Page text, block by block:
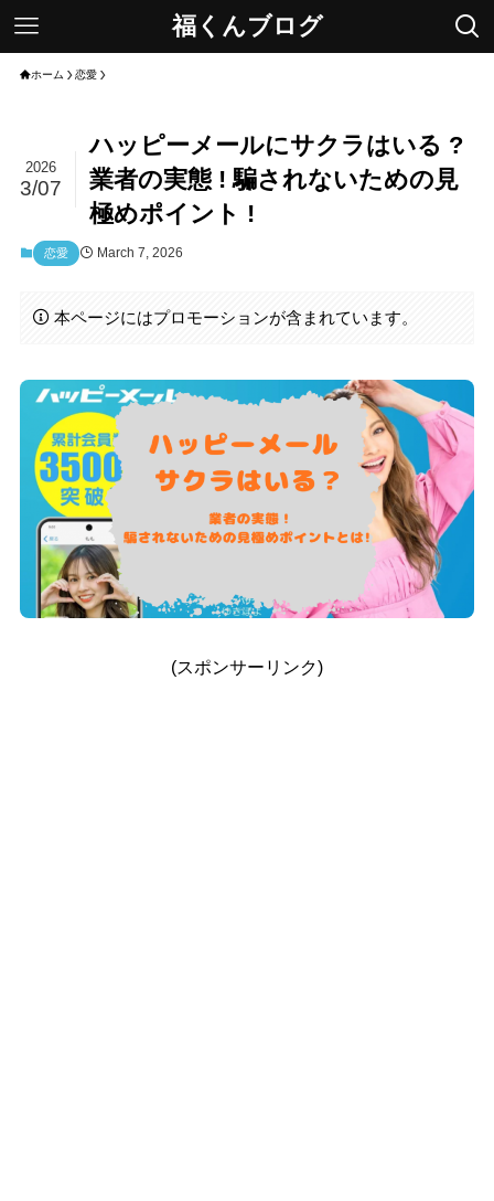
福くんブログ
ホーム 恋愛
ハッピーメールにサクラはいる ?
業者の実態 ! 騙されないための見
極めポイント !
2026
3/07
恋愛 March 7, 2026
本ページにはプロモーションが含まれています。
(スポンサーリンク)